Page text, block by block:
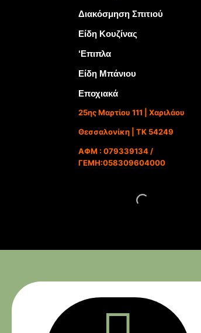
Διακόσμηση Σπιτιού
Είδη Κουζίνας
‘Επιπλα
Είδη Μπάνιου
Εποχιακά
25ης Μαρτίου 111 | Χαριλάου
Θεσσαλονίκη | ΤΚ 54249
ΑΦΜ : 079339134 /
ΓΕΜΗ:058309604000